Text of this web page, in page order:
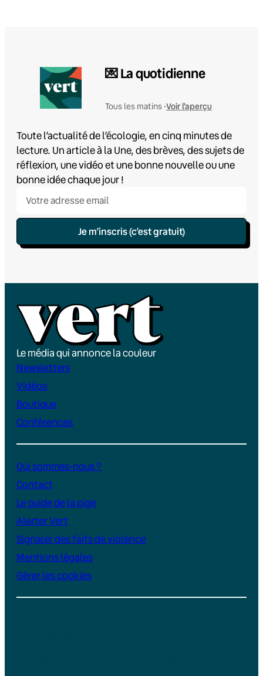
💌 La quotidienne
Tous les matins •Voir l'aperçu
Toute l’actualité de l’écologie, en cinq minutes de
lecture. Un article à la Une, des brèves, des sujets de
réflexion, une vidéo et une bonne nouvelle ou une
bonne idée chaque jour !
Je m’inscris (c’est gratuit)
Le média qui annonce la couleur
Newsletters
Vidéos
Boutique
Conférences
Qui sommes-nous ?
Contact
Le guide de la pige
Alerter Vert
Signaler des faits de violence
Mentions légales
Gérer les cookies